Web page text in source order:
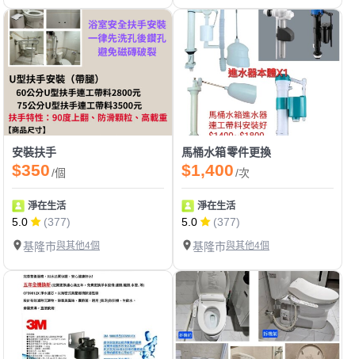
安裝扶手
$350/個
淨在生活
5.0
(377)
基隆市與其他4個
馬桶水箱零件更換
$1,400/次
淨在生活
5.0
(377)
基隆市與其他4個